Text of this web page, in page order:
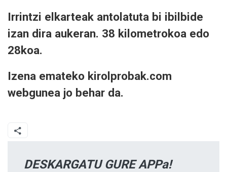
Irrintzi elkarteak antolatuta bi ibilbide
izan dira aukeran. 38 kilometrokoa edo
28koa.
Izena emateko kirolprobak.com
webgunea jo behar da.
DESKARGATU GURE APPa!